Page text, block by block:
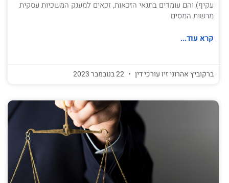
עקיף) והם עומדים בתנאי הזכאות, זכאים למענק המשכיות עסקית
מרשות המסים
קרא עוד...
ברקוביץ אהרוני זיו עורכי דין